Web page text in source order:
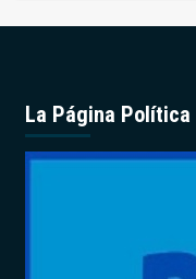
La Página Política